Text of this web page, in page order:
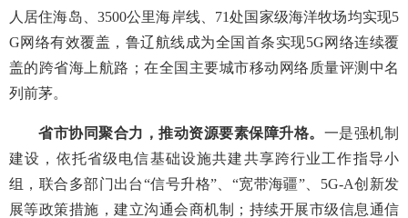
人居住海岛、3500公里海岸线、71处国家级海洋牧场均实现5
G网络有效覆盖，鲁辽航线成为全国首条实现5G网络连续覆
盖的跨省海上航路；在全国主要城市移动网络质量评测中名
列前茅。
省市协同聚合力，推动资源要素保障升格。 一是强机制
建设，依托省级电信基础设施共建共享跨行业工作指导小
组，联合多部门出台“信号升格”、“宽带海疆”、5G-A创新发
展等政策措施，建立沟通会商机制；持续开展市级信息通信